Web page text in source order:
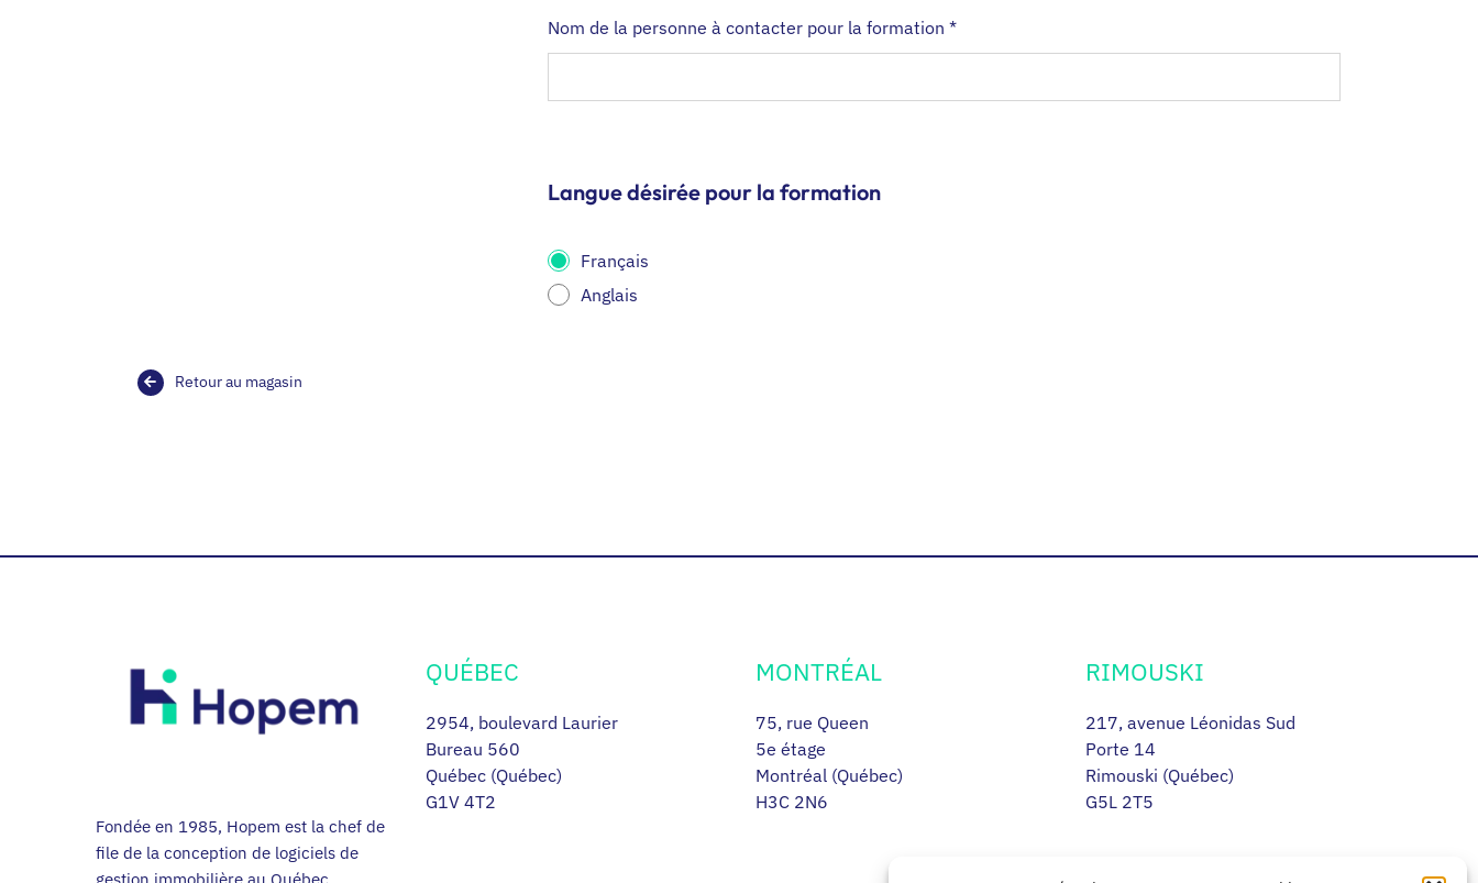
Nom de la personne à contacter pour la formation *
Langue désirée pour la formation
Français
Anglais
Retour au magasin
Fondée en 1985, Hopem est la chef de
file de la conception de logiciels de
QUÉBEC
2954, boulevard Laurier
Bureau 560
Québec (Québec)
G1V 4T2
MONTRÉAL
75, rue Queen
5e étage
Montréal (Québec)
H3C 2N6
RIMOUSKI
217, avenue Léonidas Sud
Porte 14
Rimouski (Québec)
G5L 2T5